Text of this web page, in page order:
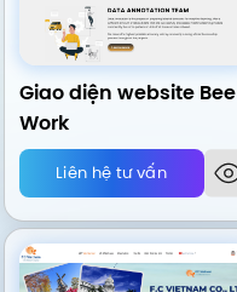
Giao diện website Bee
Work
Liên hệ tư vấn